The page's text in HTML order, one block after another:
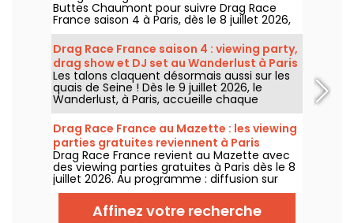
Buttes Chaumont pour suivre Drag Race
France saison 4 à Paris, dès le 8 juillet 2026,
puis chaque soir de diffusion. Animée par La
Big Bertha, cette viewing party réunit
projection de l’épisode, performances drag,
quiz, invités et surprises.
Drag Race France saison 4 : viewing party,
drag show et DJ set au Wanderlust à Paris
Les talons claquent désormais aussi sur les
quais de Seine ! Dès le 9 juillet 2026, le
Wanderlust, à Paris, accueille chaque
semaine une viewing party de Drag Race
France saison 4, avec projection des
épisodes, drag shows et DJ sets jusqu'au
bout de la nuit.
Drag Race France au Mazette : les viewing
parties gratuites reviennent à Paris
Drag Race France revient au Mazette avec
des viewing parties gratuites à Paris dès le 8
juillet 2026. Au programme : diffusion sur
écran géant, shows drag, commentaires en
direct, guests queer et ambiance festive
chaque jeudi.Affinez votre recherche